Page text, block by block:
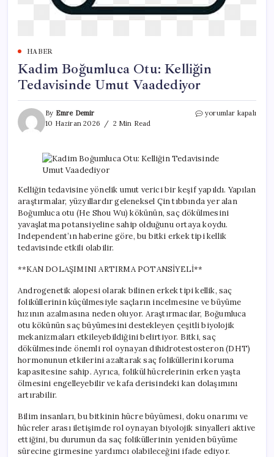
HABER
Kadim Boğumluca Otu: Kelliğin
Tedavisinde Umut Vaadediyor
By Emre Demir
10 Haziran 2026
2 Min Read
Kadim
Tedavisinde
Umut
için
yorumlar kapalı
Kelliğin tedavisine yönelik umut verici bir keşif yapıldı. Yapılan
araştırmalar, yüzyıllardır geleneksel Çin tıbbında yer alan
Boğumluca otu (He Shou Wu) kökünün, saç dökülmesini
yavaşlatma potansiyeline sahip olduğunu ortaya koydu.
Independent’ın haberine göre, bu bitki erkek tipi kellik
tedavisinde etkili olabilir.
**KAN DOLAŞIMINI ARTIRMA POTANSİYELİ**
Androgenetik alopesi olarak bilinen erkek tipi kellik, saç
foliküllerinin küçülmesiyle saçların incelmesine ve büyüme
hızının azalmasına neden oluyor. Araştırmacılar, Boğumluca
otu kökünün saç büyümesini destekleyen çeşitli biyolojik
mekanizmaları etkileyebildiğini belirtiyor. Bitki, saç
dökülmesinde önemli rol oynayan dihidrotestosteron (DHT)
hormonunun etkilerini azaltarak saç foliküllerini koruma
kapasitesine sahip. Ayrıca, folikül hücrelerinin erken yaşta
ölmesini engelleyebilir ve kafa derisindeki kan dolaşımını
artırabilir.
Bilim insanları, bu bitkinin hücre büyümesi, doku onarımı ve
hücreler arası iletişimde rol oynayan biyolojik sinyalleri aktive
ettiğini, bu durumun da saç foliküllerinin yeniden büyüme
sürecine girmesine yardımcı olabileceğini ifade ediyor.